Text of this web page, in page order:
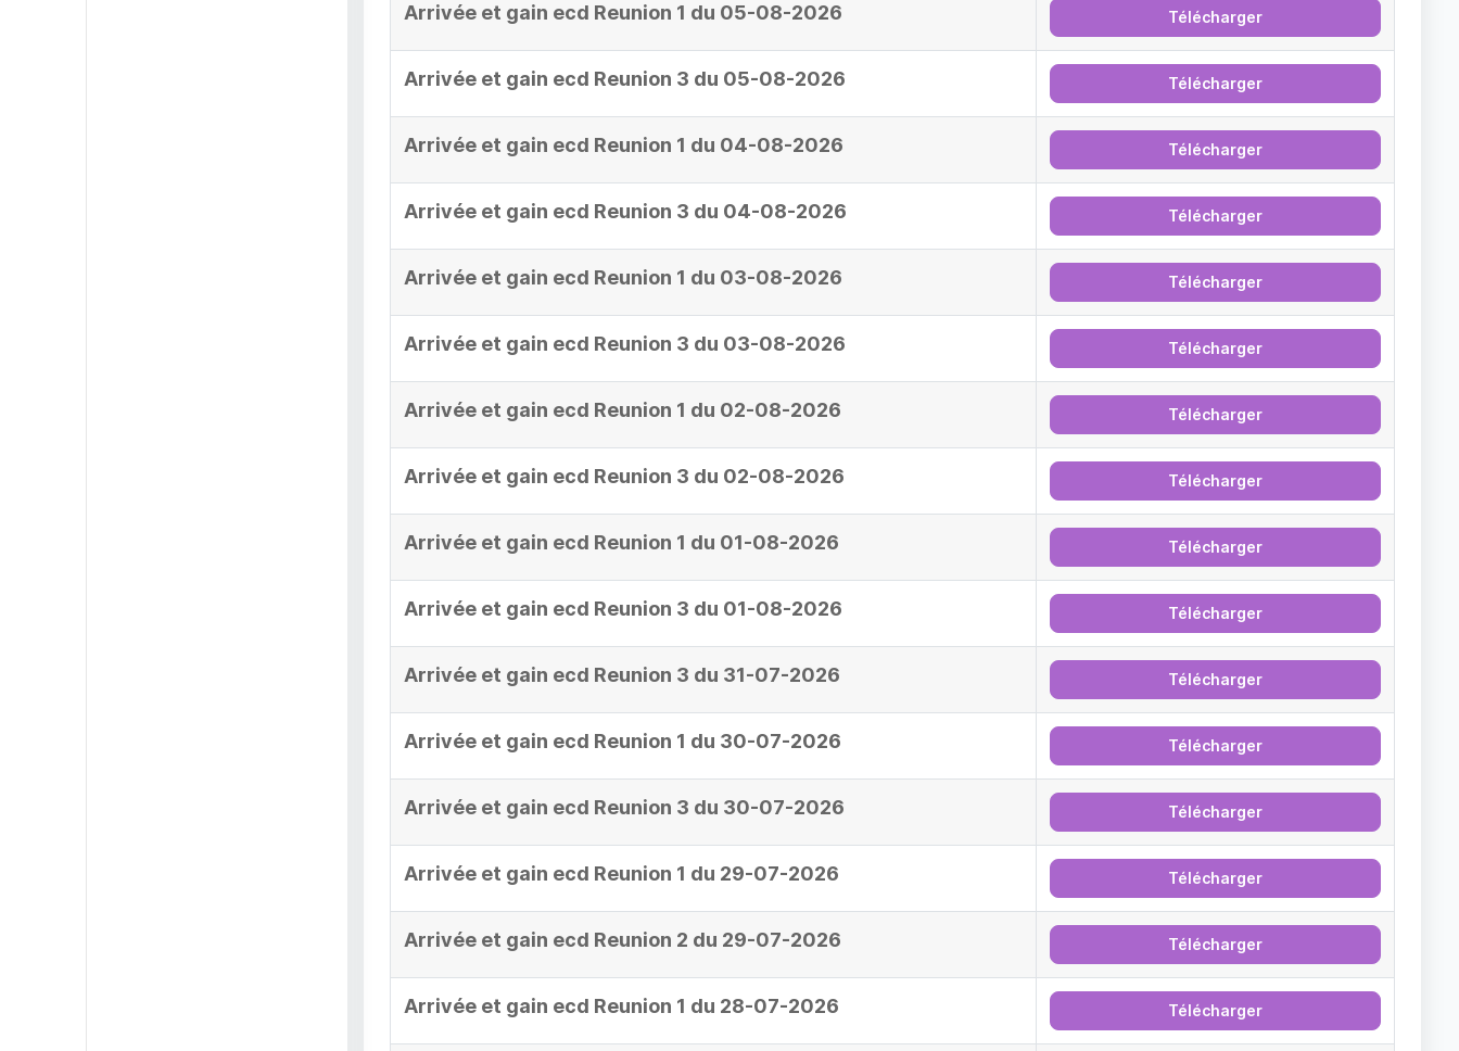
Arrivée et gain ecd Reunion 1 du 05-08-2026 Télécharger
Arrivée et gain ecd Reunion 3 du 05-08-2026 Télécharger
Arrivée et gain ecd Reunion 1 du 04-08-2026 Télécharger
Arrivée et gain ecd Reunion 3 du 04-08-2026 Télécharger
Arrivée et gain ecd Reunion 1 du 03-08-2026 Télécharger
Arrivée et gain ecd Reunion 3 du 03-08-2026 Télécharger
Arrivée et gain ecd Reunion 1 du 02-08-2026 Télécharger
Arrivée et gain ecd Reunion 3 du 02-08-2026 Télécharger
Arrivée et gain ecd Reunion 1 du 01-08-2026 Télécharger
Arrivée et gain ecd Reunion 3 du 01-08-2026 Télécharger
Arrivée et gain ecd Reunion 3 du 31-07-2026 Télécharger
Arrivée et gain ecd Reunion 1 du 30-07-2026 Télécharger
Arrivée et gain ecd Reunion 3 du 30-07-2026 Télécharger
Arrivée et gain ecd Reunion 1 du 29-07-2026 Télécharger
Arrivée et gain ecd Reunion 2 du 29-07-2026 Télécharger
Arrivée et gain ecd Reunion 1 du 28-07-2026 Télécharger